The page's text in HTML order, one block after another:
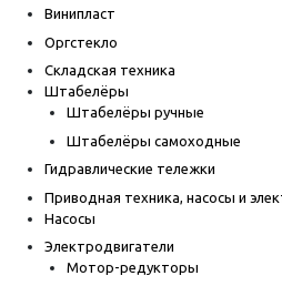
Винипласт
Оргстекло
Складская техника
Штабелёры
Штабелёры ручные
Штабелёры самоходные
Гидравлические тележки
Приводная техника, насосы и
Насосы
Электродвигатели
Мотор-редукторы